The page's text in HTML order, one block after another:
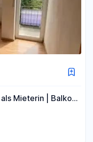
Mieterin | Balkon